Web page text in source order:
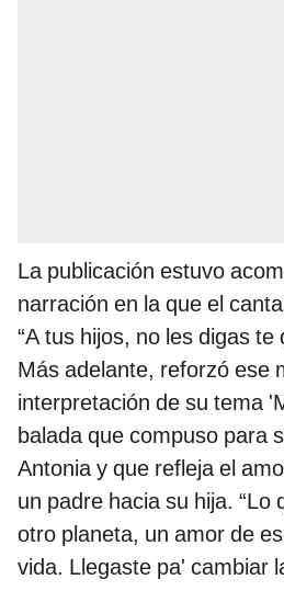
La publicación estuvo
narración en la que el
“A tus hijos, no les digas
Más adelante, reforzó ese
interpretación de su tema
balada que compuso para
Antonia y que refleja el
un padre hacia su hija. “Lo
otro planeta, un amor de
vida. Llegaste pa' cambiar